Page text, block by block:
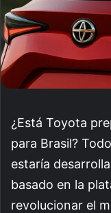
¿Está Toyota
para Brasil?
estaría
basado en la
revolucionar el